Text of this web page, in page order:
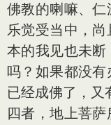
佛教的喇嘛、
乐觉受当中，
本的我见也未
吗？如果都没
已经成佛了，又
四者，地上菩